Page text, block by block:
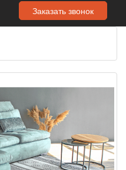
Заказать звонок